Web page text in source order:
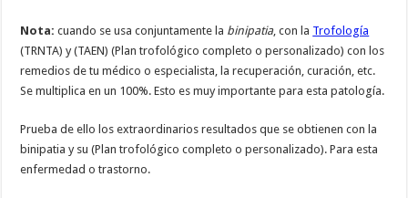
Nota:cuando se usa conjuntamente la binipatia, con la Trofología
(TRNTA) y (TAEN) (Plan trofológico completo o personalizado) con los
remedios de tu médico o especialista, la recuperación, curación, etc.
Se multiplica en un 100%. Esto es muy importante para esta patología.
Prueba de ello los extraordinarios resultados que se obtienen con la
binipatia y su (Plan trofológico completo o personalizado). Para esta
enfermedad o trastorno.